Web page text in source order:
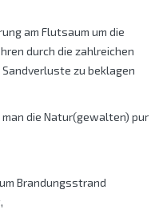
am Flutsaum um die
durch die zahlreichen
zu beklagen
die Natur(gewalten) pur
Brandungsstrand